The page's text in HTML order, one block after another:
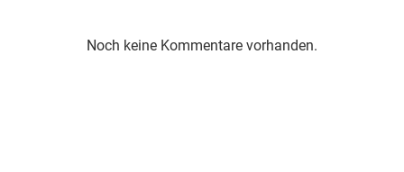
Noch keine Kommentare vorhanden.